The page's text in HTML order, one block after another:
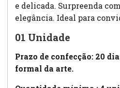
e delicada. Surpreenda
elegância. Ideal para
01 Unidade
Prazo de confecção: 20
formal da arte.